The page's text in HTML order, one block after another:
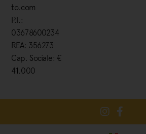
to.com
P.I.:
03678600234
REA: 356273
Cap. Sociale: €
41.000